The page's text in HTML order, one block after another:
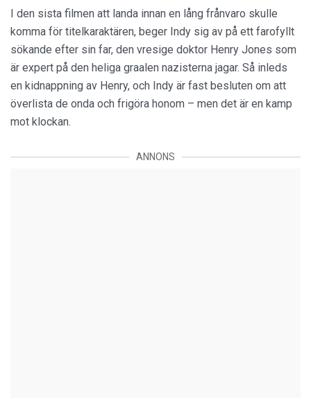
I den sista filmen att landa innan en lång frånvaro skulle
komma för titelkaraktären, beger Indy sig av på ett farofyllt
sökande efter sin far, den vresige doktor Henry Jones som
är expert på den heliga graalen nazisterna jagar. Så inleds
en kidnappning av Henry, och Indy är fast besluten om att
överlista de onda och frigöra honom – men det är en kamp
mot klockan.
ANNONS